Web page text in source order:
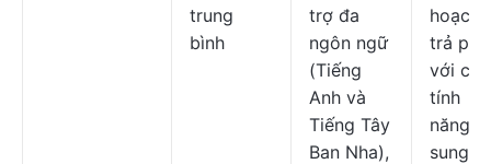
trung
bình
trợ đa
ngôn ngữ
(Tiếng
Anh và
Tiếng Tây
Ban Nha),
hoạch
trả phí
với các
tính
năng
sung.